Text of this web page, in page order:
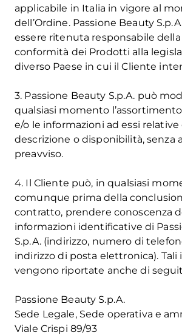
applicabile in Italia in vigore al
dell’Ordine. Passione Beauty
essere ritenuta responsabile
conformità dei Prodotti alla
diverso Paese in cui il Cliente
3. Passione Beauty S.p.A. può
qualsiasi momento
e/o le informazioni ad essi relative
descrizione o disponibilità, senza
preavviso.
4. Il Cliente può, in qualsiasi
comunque prima della
contratto, prendere conoscenza
informazioni identificative di
S.p.A. (indirizzo, numero di
indirizzo di posta elettronica). Tali
vengono riportate anche di
Passione Beauty S.p.A.
Sede Legale, Sede operativa e
Viale Crispi 89/93